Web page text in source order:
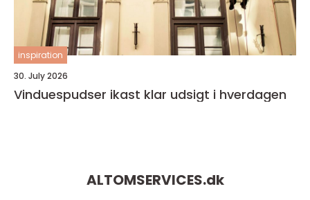
inspiration
30. July 2026
Vinduespudser ikast klar udsigt i hverdagen
ALTOMSERVICES.dk